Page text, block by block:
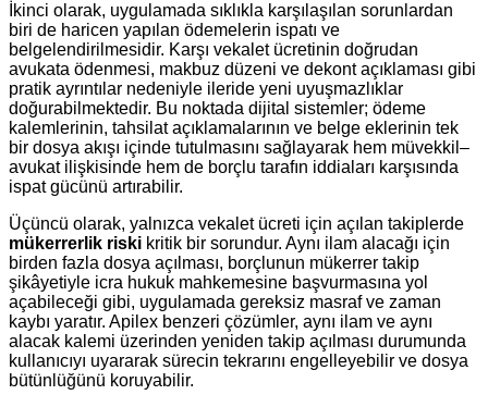
İkinci olarak, uygulamada sıklıkla karşılaşılan sorunlardan
biri de haricen yapılan ödemelerin ispatı ve
belgelendirilmesidir. Karşı vekalet ücretinin doğrudan
avukata ödenmesi, makbuz düzeni ve dekont açıklaması gibi
pratik ayrıntılar nedeniyle ileride yeni uyuşmazlıklar
doğurabilmektedir. Bu noktada dijital sistemler; ödeme
kalemlerinin, tahsilat açıklamalarının ve belge eklerinin tek
bir dosya akışı içinde tutulmasını sağlayarak hem müvekkil–
avukat ilişkisinde hem de borçlu tarafın iddiaları karşısında
ispat gücünü artırabilir.
Üçüncü olarak, yalnızca vekalet ücreti için açılan takiplerde
mükerrerlik riski kritik bir sorundur. Aynı ilam alacağı için
birden fazla dosya açılması, borçlunun mükerrer takip
şikâyetiyle icra hukuk mahkemesine başvurmasına yol
açabileceği gibi, uygulamada gereksiz masraf ve zaman
kaybı yaratır. Apilex benzeri çözümler, aynı ilam ve aynı
alacak kalemi üzerinden yeniden takip açılması durumunda
kullanıcıyı uyararak sürecin tekrarını engelleyebilir ve dosya
bütünlüğünü koruyabilir.